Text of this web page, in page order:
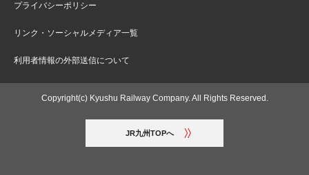
プライバシーポリシー
リンク・ソーシャルメディア一覧
利用者情報の外部送信について
Copyright(c) Kyushu Railway Company. All Rights Reserved.
JR九州TOPへ